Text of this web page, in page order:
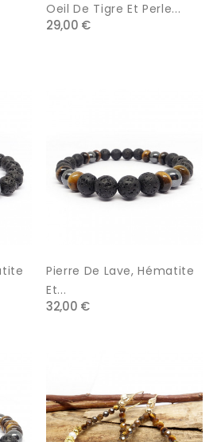
Oeil De Tigre Et Perle...
29,00 €
Pierre De Lave, Hématite
Et...
32,00 €